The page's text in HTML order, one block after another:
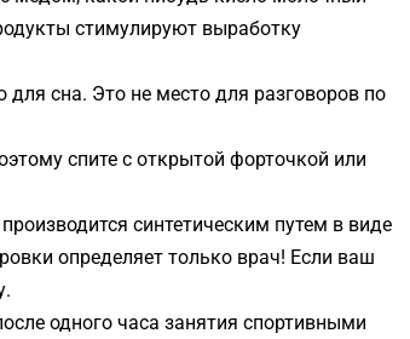
стимулируют выработку
сна. Это не место для разговоров по
спите с открытой форточкой или
синтетическим путем в виде
определяет только врач! Если ваш
одного часа занятия спортивными